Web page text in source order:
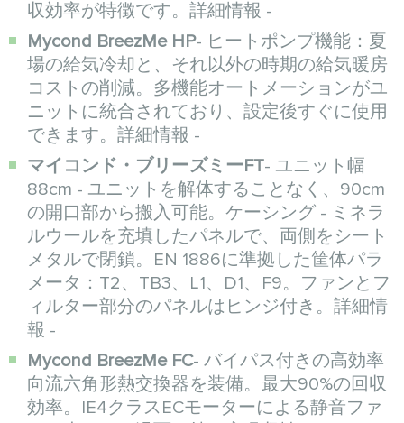
収効率が特徴です。詳細情報 -
Mycond BreezMe HP- ヒートポンプ機能：夏
場の給気冷却と、それ以外の時期の給気暖房
コストの削減。多機能オートメーションがユ
ニットに統合されており、設定後すぐに使用
できます。詳細情報 -
マイコンド・ブリーズミーFT- ユニット幅
88cm - ユニットを解体することなく、90cm
の開口部から搬入可能。ケーシング - ミネラ
ルウールを充填したパネルで、両側をシート
メタルで閉鎖。EN 1886に準拠した筐体パラ
メータ：T2、TB3、L1、D1、F9。ファンとフ
ィルター部分のパネルはヒンジ付き。詳細情
報 -
Mycond BreezMe FC- バイパス付きの高効率
向流六角形熱交換器を装備。最大90%の回収
効率。IE4クラスECモーターによる静音ファ